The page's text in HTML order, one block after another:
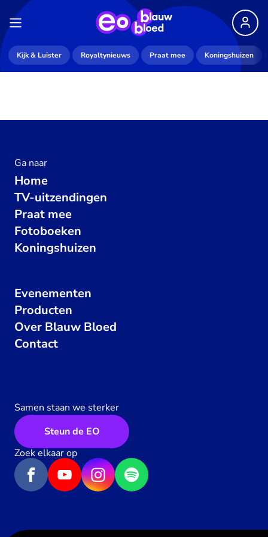
Kijk & Luister Royaltynieuws Praat mee Koningshuizen
Ga naar
Home
TV-uitzendingen
Praat mee
Fotoboeken
Koningshuizen
Evenementen
Producten
Over Blauw Bloed
Contact
Samen staan we sterker
Steun de EO
Zoek elkaar op